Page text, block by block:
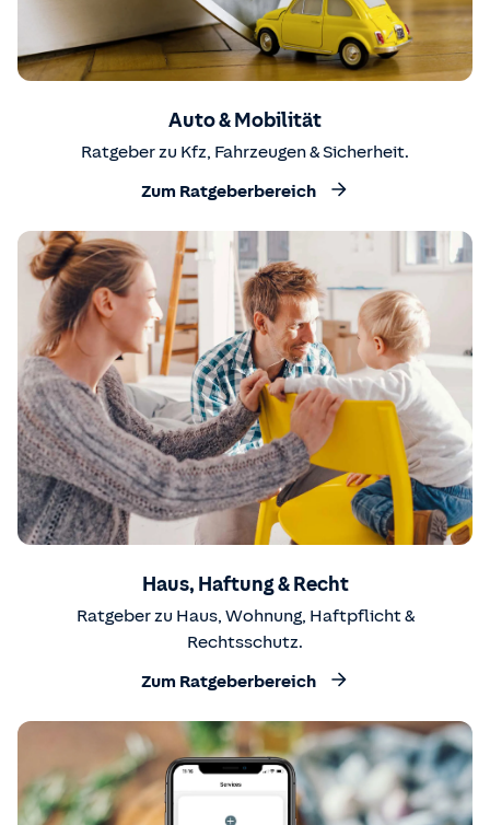
Auto & Mobilität
Ratgeber zu Kfz, Fahrzeugen & Sicherheit.
Zum Ratgeberbereich
Haus, Haftung & Recht
Ratgeber zu Haus, Wohnung, Haftpflicht &
Rechtsschutz.
Zum Ratgeberbereich